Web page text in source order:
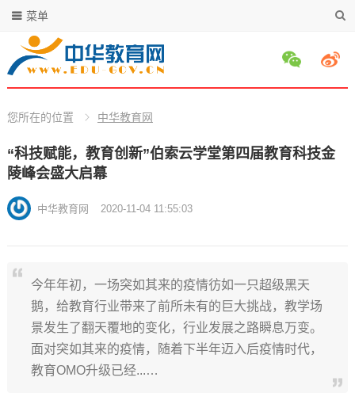
菜单
您所在的位置 中华教育网
“科技赋能，教育创新”伯索云学堂第四届教育科技金
陵峰会盛大启幕
中华教育网 2020-11-04 11:55:03
今年年初，一场突如其来的疫情彷如一只超级黑天
鹅，给教育行业带来了前所未有的巨大挑战，教学场
景发生了翻天覆地的变化，行业发展之路瞬息万变。
面对突如其来的疫情，随着下半年迈入后疫情时代，
教育OMO升级已经...…